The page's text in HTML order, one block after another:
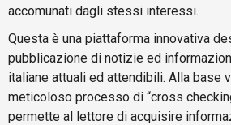
accomunati dagli stessi interessi.
Questa è una piattaforma innovativa
pubblicazione di notizie ed
italiane attuali ed attendibili. Alla base
meticoloso processo di “cross
permette al lettore di acquisire